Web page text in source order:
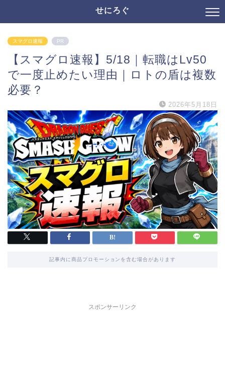
せにろぐ
スマグロ速報 PR
【スマグロ速報】5/18｜転職はLv50
で一度止めたい理由｜ロトの盾は複数
必要？
2026年5月18日
記事内に商品プロモーションを含む場合があります
スポンサーリンク